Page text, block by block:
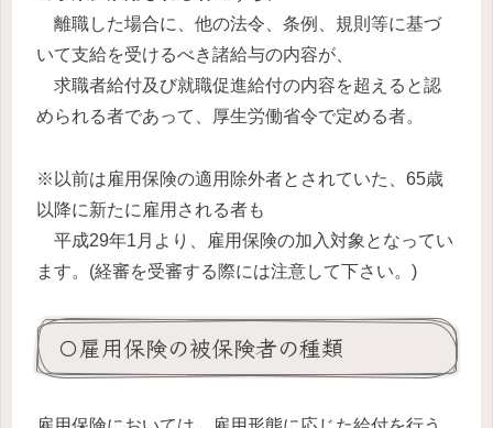
離職した場合に、他の法令、条例、規則等に基づ
いて支給を受けるべき諸給与の内容が、
求職者給付及び就職促進給付の内容を超えると認
められる者であって、厚生労働省令で定める者。
※以前は雇用保険の適用除外者とされていた、65歳
以降に新たに雇用される者も
平成29年1月より、雇用保険の加入対象となってい
ます。(経審を受審する際には注意して下さい。)
〇雇用保険の被保険者の種類